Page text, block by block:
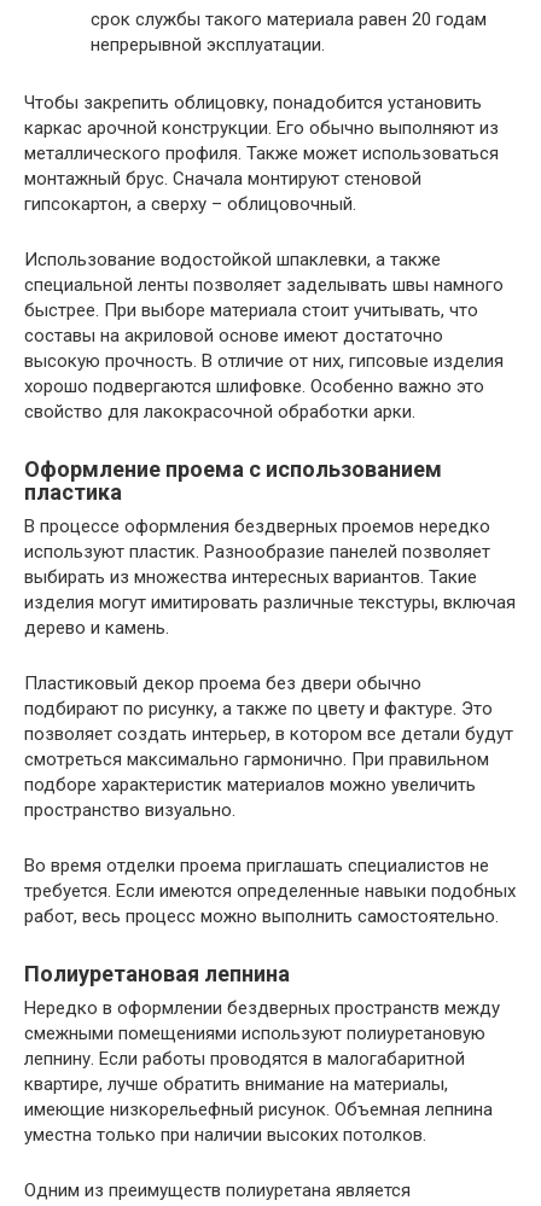
срок службы такого материала равен 20 годам
непрерывной эксплуатации.
Чтобы закрепить облицовку, понадобится установить
каркас арочной конструкции. Его обычно выполняют из
металлического профиля. Также может использоваться
монтажный брус. Сначала монтируют стеновой
гипсокартон, а сверху – облицовочный.
Использование водостойкой шпаклевки, а также
специальной ленты позволяет заделывать швы намного
быстрее. При выборе материала стоит учитывать, что
составы на акриловой основе имеют достаточно
высокую прочность. В отличие от них, гипсовые изделия
хорошо подвергаются шлифовке. Особенно важно это
свойство для лакокрасочной обработки арки.
Оформление проема с использованием
пластика
В процессе оформления бездверных проемов нередко
используют пластик. Разнообразие панелей позволяет
выбирать из множества интересных вариантов. Такие
изделия могут имитировать различные текстуры, включая
дерево и камень.
Пластиковый декор проема без двери обычно
подбирают по рисунку, а также по цвету и фактуре. Это
позволяет создать интерьер, в котором все детали будут
смотреться максимально гармонично. При правильном
подборе характеристик материалов можно увеличить
пространство визуально.
Во время отделки проема приглашать специалистов не
требуется. Если имеются определенные навыки подобных
работ, весь процесс можно выполнить самостоятельно.
Полиуретановая лепнина
Нередко в оформлении бездверных пространств между
смежными помещениями используют полиуретановую
лепнину. Если работы проводятся в малогабаритной
квартире, лучше обратить внимание на материалы,
имеющие низкорельефный рисунок. Объемная лепнина
уместна только при наличии высоких потолков.
Одним из преимуществ полиуретана является